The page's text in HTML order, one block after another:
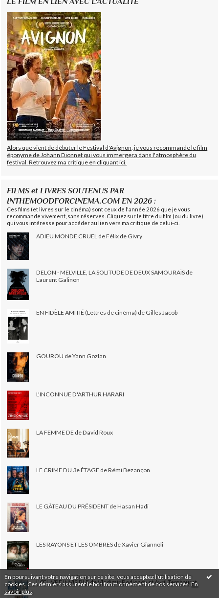
En poursuivant votre navigation sur ce site, vous acceptez l'utilisation de
cookies. Ces derniers assurent le bon fonctionnement de nos services.En
savoir plus
Alors que vient de débuter le Festival d'Avignon, je vous recommande le film
éponyme de Johann Dionnet qui vous immergera dans l'atmosphère du
festival. Retrouvez ma critique en cliquant ici.
FILMS et LIVRES SOUTENUS PAR
INTHEMOODFORCINEMA.COM EN 2026 :
Ces films (et livres sur le cinéma) sont ceux de l'année 2026 que je vous
recommande vivement, sans réserves. Cliquez sur le titre du film (ou du livre)
qui vous intéresse pour accéder au lien vers ma critique de celui-ci.
ADIEU MONDE CRUEL de Félix de Givry
DELON - MELVILLE, LA SOLITUDE DE DEUX SAMOURAÏS de
Laurent Galinon
EN FIDÈLE AMITIÉ (Lettres de cinéma) de Gilles Jacob
GOUROU de Yann Gozlan
L'INCONNUE D'ARTHUR HARARI
LA FEMME DE de David Roux
LE CRIME DU 3e ÉTAGE de Rémi Bezançon
LE GÂTEAU DU PRÉSIDENT de Hasan Hadi
LES RAYONS ET LES OMBRES de Xavier Giannoli
L’ŒUVRE INVISIBLE de Vladimir Rodionov et Avril Tembouret